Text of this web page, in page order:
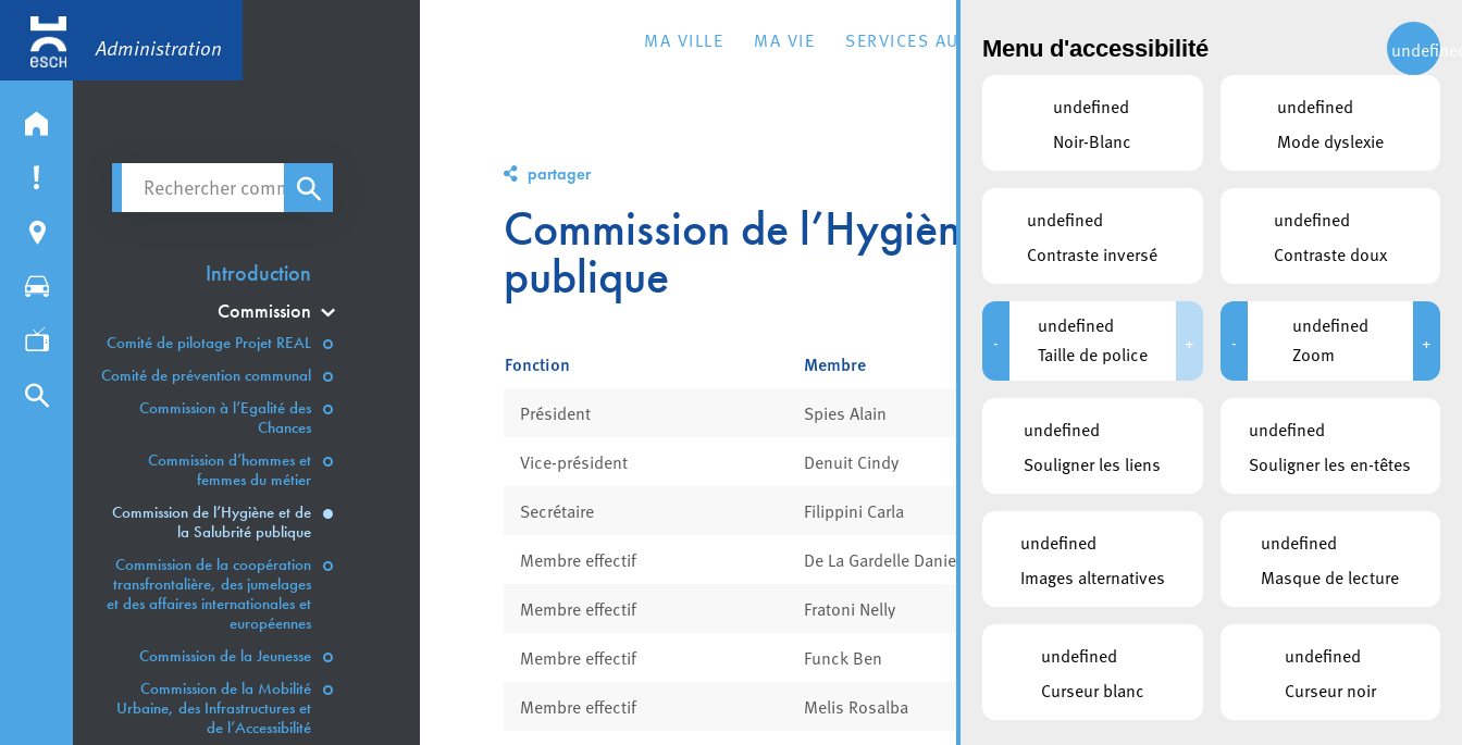
Administration MA VILLE MA VIE SERVICES AU CITOYEN ACTUALITÉS PUBLICATIONS CONTACT
Rechercher commission/syndicat
Introduction
Commission
Comité de pilotage Projet REAL
Comité de prévention communal
Commission à l’Egalité des
Chances
Commission d’hommes et
femmes du métier
Commission de l’Hygiène et de
la Salubrité publique
Commission de la coopération
transfrontalière, des jumelages
et des affaires internationales et
européennes
Commission de la Jeunesse
Commission de la Mobilité
Urbaine, des Infrastructures et
de l’Accessibilité
partager
Commission de l’Hygiène et de la Salubrité
publique
Fonction Membre Parti
Président Spies Alain
Vice-président Denuit Cindy CSV
Secrétaire Filippini Carla
Membre effectif De La Gardelle Danielle
Membre effectif Fratoni Nelly
Membre effectif Funck Ben
Membre effectif Melis Rosalba
Menu d'accessibilité
undefined
Noir-Blanc
undefined
Mode dyslexie
undefined
Contraste inversé
undefined
Contraste doux
-
undefined
Taille de police
+ -
undefined
Zoom
+
undefined
Souligner les liens
undefined
Souligner les en-têtes
undefined
Images alternatives
undefined
Masque de lecture
undefined
Curseur blanc
undefined
Curseur noir